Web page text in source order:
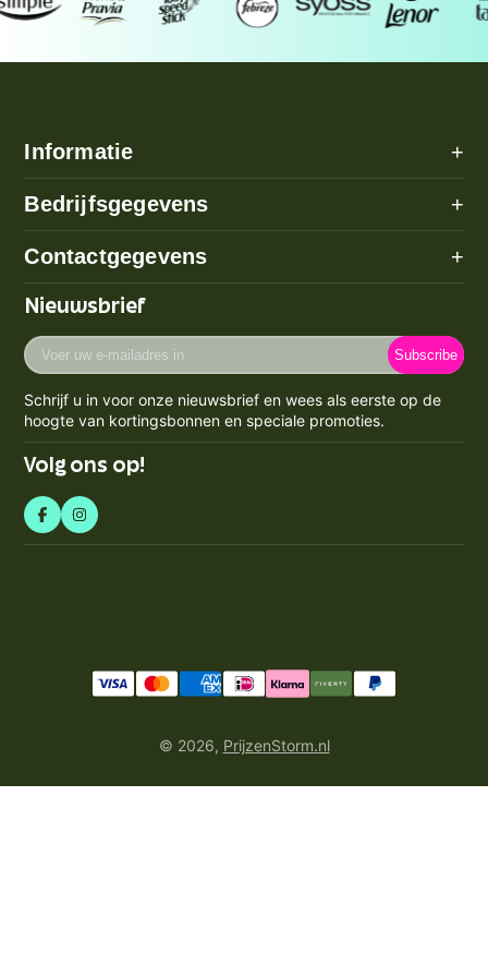
Informatie +
Algemene voorwaarden
Betaalmethode
Verzenden
Klachten
Spaarpunten Programma
Retourneren & Annuleren
Bedrijfsgegevens +
Privacy Policy
Cookie Policy
Contact
Blogs
Contactgegevens +
Adres: Poeldijk (geen bezoekadres)
Maandag - Vrijdag 09:00-17:00
KVK-nummer: 71550224
BTW-nummer: NL858759123b01
Nieuwsbrief
Voer
uw
mailadres
in
Subscribe
Schrijf u in voor onze nieuwsbrief en wees als eerste op de
hoogte van kortingsbonnen en speciale promoties.
Volg ons op!
© 2026, PrijzenStorm.nl